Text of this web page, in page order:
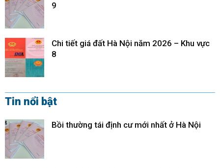
9
Chi tiết giá đất Hà Nội năm 2026 – Khu vực
8
Tin nổi bật
Bồi thường tái định cư mới nhất ở Hà Nội